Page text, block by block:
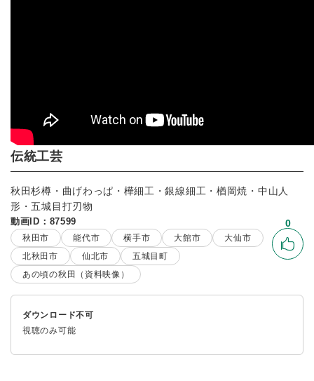
伝統工芸
秋田杉樽・曲げわっぱ・樺細工・銀線細工・楢岡焼・中山人
形・五城目打刃物
動画ID：87599
秋田市 能代市 横手市 大館市
大仙市
北秋田市
仙北市
五城目町
あの頃の秋田（資料映像）
いい
0
ダウンロード不可
視聴のみ可能